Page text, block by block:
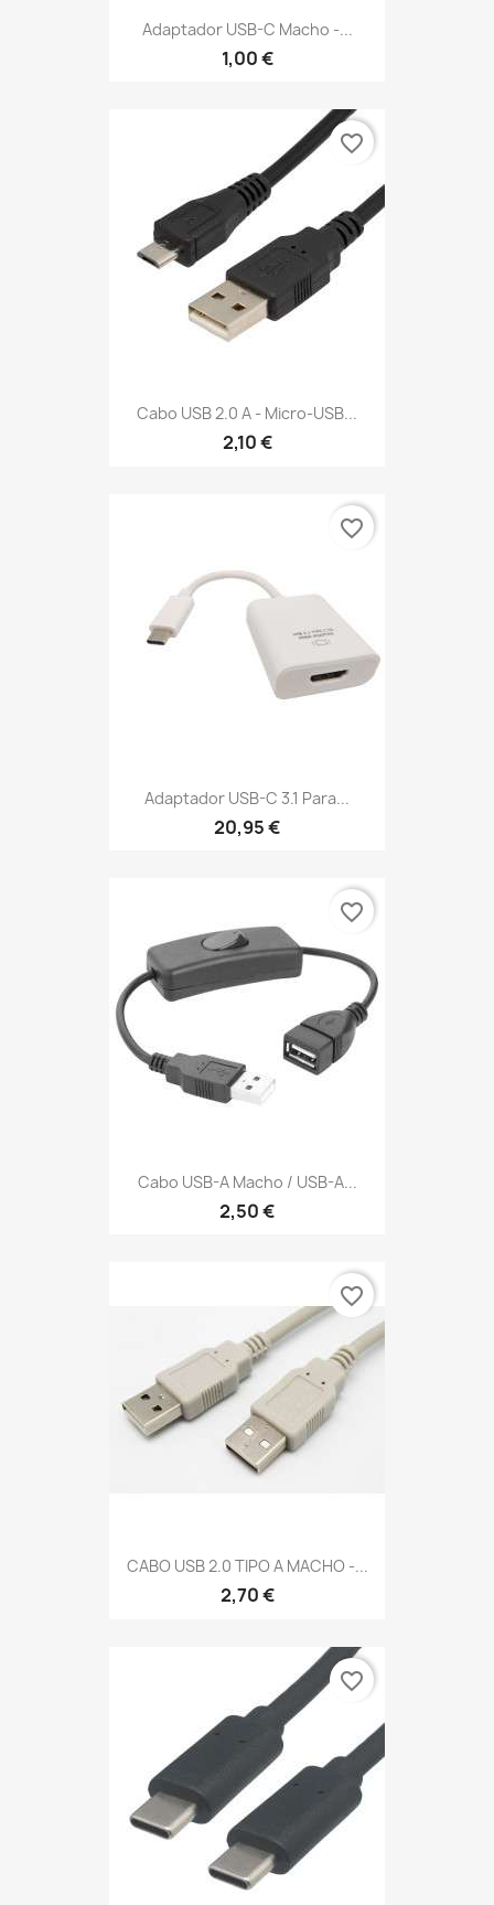
Adaptador USB-C Macho -...
1,00 €
Cabo USB 2.0 A - Micro-USB...
2,10 €
favorite_border
Adaptador USB-C 3.1 Para...
20,95 €
favorite_border
Cabo USB-A Macho / USB-A...
2,50 €
favorite_border
CABO USB 2.0 TIPO A MACHO -...
2,70 €
favorite_border
favorite_border